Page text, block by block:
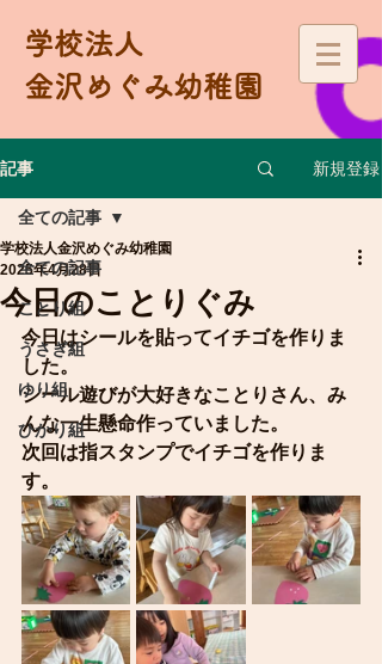
学校法人
金沢めぐみ幼稚園
記事 新規登録
全ての記事
ことり組
うさぎ組
ゆり組
ひかり組
全ての記事
今日のことりぐみ
学校法人金沢めぐみ幼稚園
2025年4月28日
今日はシールを貼ってイチゴを作りま
した。
シール遊びが大好きなことりさん、み
んな一生懸命作っていました。
次回は指スタンプでイチゴを作りま
す。